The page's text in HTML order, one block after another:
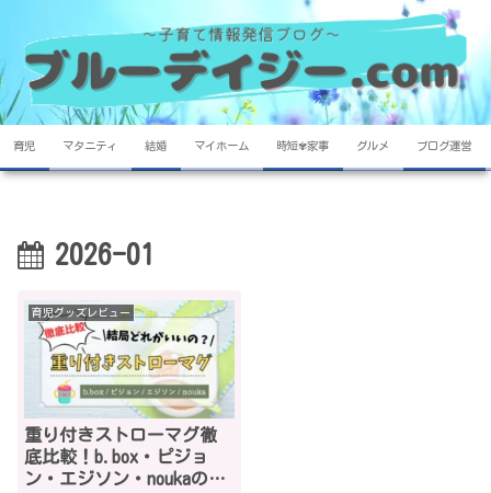
育児 マタニティ 結婚 マイホーム 時短✾家事 グルメ ブログ運営
2026-01
育児グッズレビュー
重り付きストローマグ徹
底比較！b.box・ピジョ
ン・エジソン・noukaの違